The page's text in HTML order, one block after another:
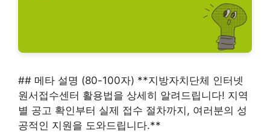
## 메타 설명 (80-100자) **지방자치단체 인터넷
원서접수센터 활용법을 상세히 알려드립니다! 지역
별 공고 확인부터 실제 접수 절차까지, 여러분의 성
공적인 지원을 도와드립니다.**